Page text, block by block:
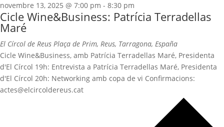
novembre 13, 2025 @ 7:00 pm - 8:30 pm
Cicle Wine&Business: Patrícia Terradellas
Maré
El Círcol de Reus Plaça de Prim, Reus, Tarragona, España
Cicle Wine&Business, amb Patrícia Terradellas Maré, Presidenta
d'El Círcol 19h: Entrevista a Patrícia Terradellas Maré, Presidenta
d'El Círcol 20h: Networking amb copa de vi Confirmacions:
actes@elcircoldereus.cat